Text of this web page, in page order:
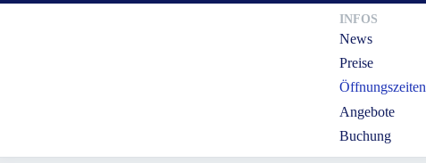
INFOS
News
Preise
Öffnungszeiten
Angebote
Buchung